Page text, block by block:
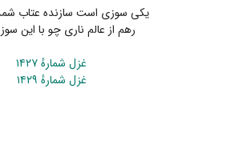
یکی سوزی است سازنده عتاب
رهم از عالم ناری چو با این
غزل شمارهٔ ۱۴۲۷
غزل شمارهٔ ۱۴۲۹